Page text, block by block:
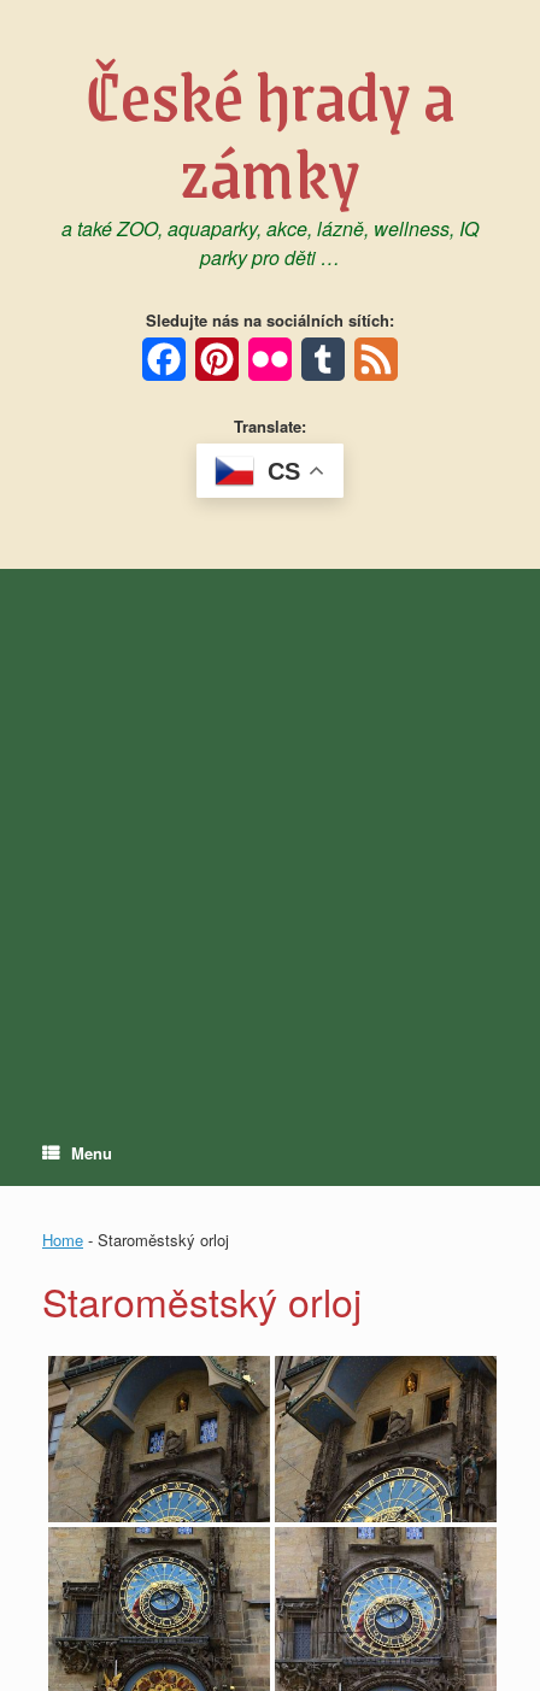
České hrady a
zámky
a také ZOO, aquaparky, akce, lázně, wellness, IQ
parky pro děti …
Sledujte nás na sociálních sítích:
FacebookPinterestFlickr Tumblr
Translate:
CS
Menu
Home - Staroměstský orloj
Staroměstský orloj